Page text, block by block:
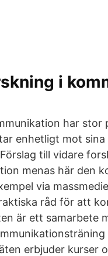
i
har stor
enhetligt mot sina
till vidare
menas här den
via
råd för att
är ett samarbete
erbjuder kurser